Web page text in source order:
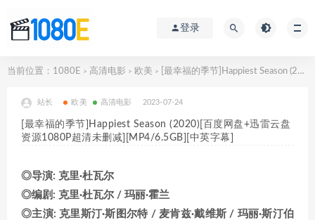
登录
当前位置： 1080E > 高清电影 > 欧美 > [最幸福的季节]Happiest Season (2020)[百度网盘+迅雷云盘资源1080P超清未删减][MP4/6.5GB][中英字幕]
站长 欧美 高清电影 2023-07-24
[最幸福的季节]Happiest Season (2020)[百度网盘+迅雷云盘
资源1080P超清未删减][MP4/6.5GB][中英字幕]
◎导演: 克里·杜瓦尔
◎编剧: 克里·杜瓦尔 / 玛丽·霍兰
◎主演: 克里斯汀·斯图尔特 / 麦肯兹·戴维斯 / 玛丽·斯汀伯